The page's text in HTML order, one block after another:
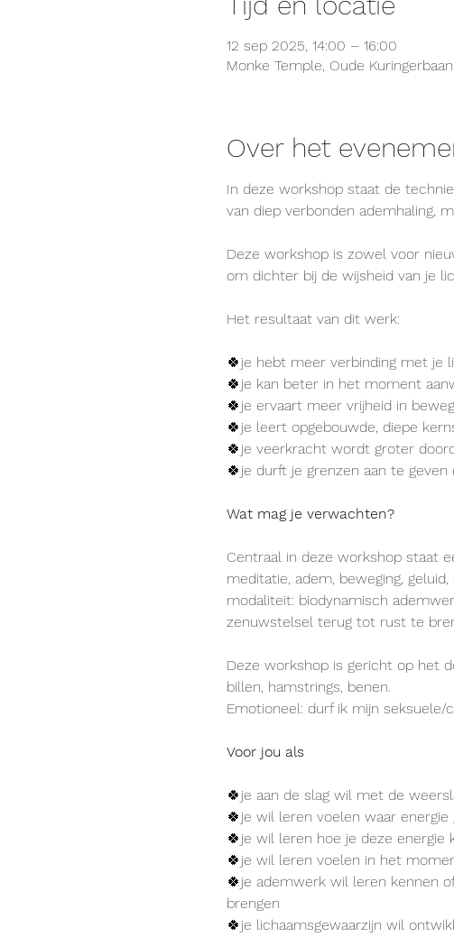
12 sep 2025, 14:00 – 16:00
Monke Temple, Oude
Over het
In deze workshop staat de
van diep verbonden ademhaling,
Deze workshop is zowel voor
om dichter bij de wijsheid van je
Het resultaat van dit werk:
🍀je hebt meer verbinding met je
🍀je kan beter in het moment
🍀je ervaart meer vrijheid in
🍀je leert opgebouwde, diepe
🍀je veerkracht wordt groter
🍀je durft je grenzen aan te
Wat mag je verwachten?
Centraal in deze workshop staat
meditatie, adem, beweging,
modaliteit: biodynamisch
zenuwstelsel terug tot rust te
Deze workshop is gericht op het
billen, hamstrings, benen.
Emotioneel: durf ik mijn
Voor jou als
🍀je aan de slag wil met de
🍀je wil leren voelen waar
🍀je wil leren hoe je deze energie
🍀je wil leren voelen in het
🍀je ademwerk wil leren kennen
brengen
🍀je lichaamsgewaarzijn wil